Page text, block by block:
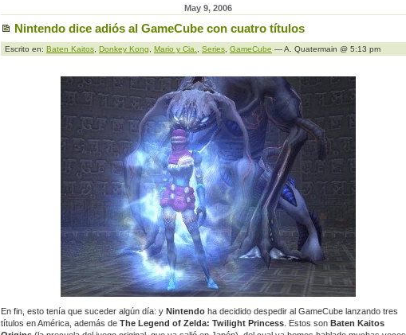
May 9, 2006
Nintendo dice adiós al GameCube con cuatro títulos
Escrito en: Baten Kaitos Donkey Kong Mario y Cia. Series GameCube — A. Quatermain @ 5:13 pm
En fin, esto tenía que suceder algún día: y Nintendo ha decidido despedir al GameCube lanzando tres
títulos en América, además de The Legend of Zelda: Twilight Princess . Estos son Baten Kaitos